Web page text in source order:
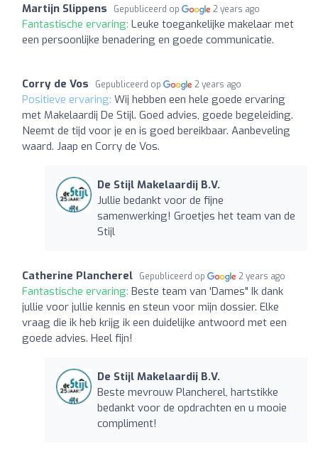
Martijn Slippens Gepubliceerd op 2 years ago
Fantastische ervaring: Leuke toegankelijke makelaar met
een persoonlijke benadering en goede communicatie.
Corry de Vos Gepubliceerd op 2 years ago
Positieve ervaring: Wij hebben een hele goede ervaring
met Makelaardij De Stijl. Goed advies, goede begeleiding.
Neemt de tijd voor je en is goed bereikbaar. Aanbeveling
waard. Jaap en Corry de Vos.
De Stijl Makelaardij B.V.
Jullie bedankt voor de fijne
samenwerking! Groetjes het team van de
Stijl
Catherine Plancherel Gepubliceerd op 2 years ago
Fantastische ervaring: Beste team van 'Dames" Ik dank
jullie voor jullie kennis en steun voor mijn dossier. Elke
vraag die ik heb krijg ik een duidelijke antwoord met een
goede advies. Heel fijn!
De Stijl Makelaardij B.V.
Beste mevrouw Plancherel, hartstikke
bedankt voor de opdrachten en u mooie
compliment!